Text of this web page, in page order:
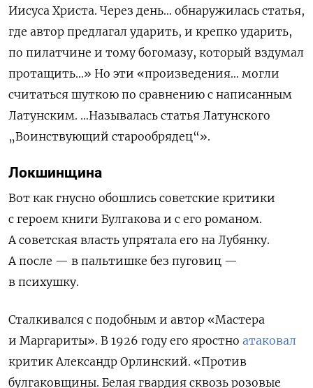
Иисуса Христа. Через день… обнаружилась статья,
где автор предлагал ударить, и крепко ударить,
по пилатчине и тому богомазу, который вздумал
протащить…» Но эти «произведения… могли
считаться шуткою по сравнению с написанным
Латунским. …Называлась статья Латунского
„Воинствующий старообрядец“».
Локшинщина
Вот как гнусно обошлись советские критики
с героем книги Булгакова и с его романом.
А советская власть упрятала его на Лубянку.
А после — в пальтишке без пуговиц —
в психушку.
Сталкивался с подобным и автор «Мастера
и Маргариты». В 1926 году его яростно атаковал
критик Александр Орлинский. «Против
булгаковщины. Белая гвардия сквозь розовые